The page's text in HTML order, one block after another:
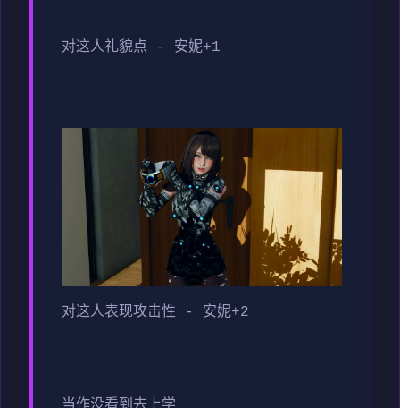
对这人礼貌点 - 安妮+1
对这人表现攻击性 - 安妮+2